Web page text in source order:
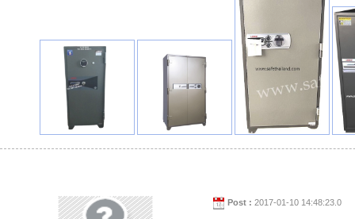
Post : 2017-01-10 14:48:23.0